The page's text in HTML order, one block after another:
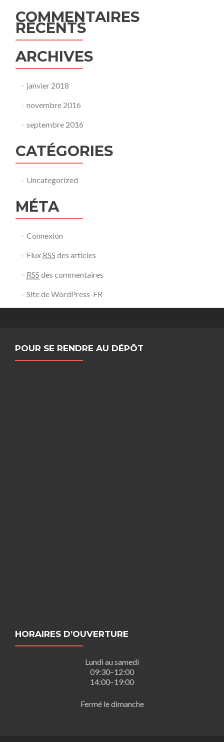
COMMENTAIRES
RÉCENTS
ARCHIVES
janvier 2018
novembre 2016
septembre 2016
CATÉGORIES
Uncategorized
MÉTA
Connexion
Flux RSS des articles
RSS des commentaires
Site de WordPress-FR
POUR SE RENDRE AU DÉPÔT
HORAIRES D’OUVERTURE
Lundi au samedi
09:30–12:00
14:00–19:00
Fermé le dimanche